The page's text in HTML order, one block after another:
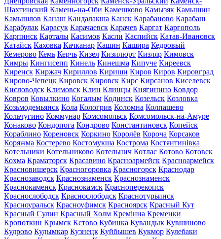
Шахтинский Камень-на-Оби Камешково Камызяк Камышин
Камышлов Канаш Кандалакша Канск Карабаново Карабаш
Карабулак Карасук Карачаевск Карачев Каргат Каргополь
Карпинск Карталы Касимов Касли Каспийск Катав-Ивановск
Катайск Каховка Качканар Кашин Кашира Кедровый
Кемерово Кемь Керчь Кизел Кизилюрт Кизляр Кимовск
Кимры Кингисепп Кинель Кинешма Кипуче Киреевск
Киренск Киржач Кириллов Кириши Киров Киров Кировград
Кирово-Чепецк Кировск Кировск Кирс Кирсанов Киселевск
Кисловодск Климовск Клин Клинцы Княгинино Ковдор
Ковров Ковылкино Когалым Кодинск Козельск Козловка
Козьмодемьянск Кола Кологрив Коломна Колпашево
Кольчугино Коммунар Комсомольск Комсомольск-на-Амуре
Конаково Кондопога Кондрово Константиновск Копейск
Кораблино Кореновск Коркино Королёв Короча Корсаков
Коряжма Костерево Костомукша Кострома Костянтинівка
Котельники Котельниково Котельнич Котлас Котово Котовск
Кохма Краматорск Красавино Красноармейск Красноармейск
Красновишерск Красногоровка Красногорск Краснодар
Краснозаводск Краснознаменск Краснознаменск
Краснокаменск Краснокамск Красноперекопск
Краснослободск Краснослободск Краснотурьинск
Красноуральск Красноуфимск Красноярск Красный Кут
Красный Сулин Красный Холм Кремінна Кременки
Кропоткин Крымск Кстово Кубинка Кувандык Кувшиново
Кудрово Кудымкар Кузнецк Куйбышев Кукмор Кулебаки